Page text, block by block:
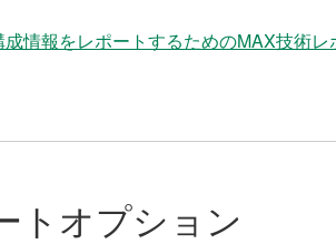
成情報をレポートするためのMAX技術レ
トオプション